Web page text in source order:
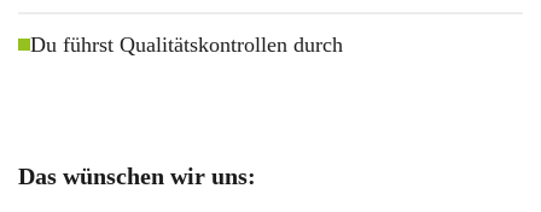
Du führst Qualitätskontrollen durch
Das wünschen wir uns: